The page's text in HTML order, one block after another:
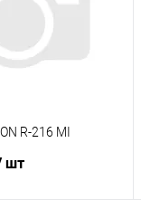
R-216 MI
шт